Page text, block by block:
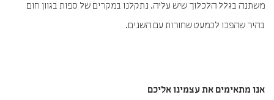
משתנה בגלל הלכלוך שיש עליה. נתקלנו במקרים של ספות בגוון חום
בהיר שהפכו לכמעט שחורות עם השנים.
אנו מתאימים את עצמינו אליכם